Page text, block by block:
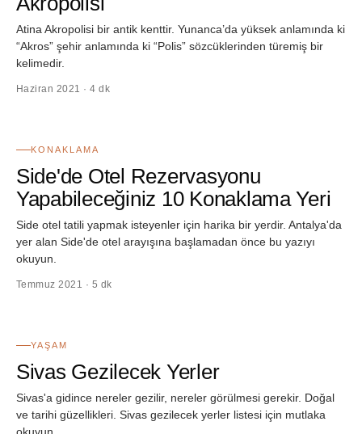
Atina Akropolisi bir antik kenttir. Yunanca’da yüksek anlamında ki
“Akros” şehir anlamında ki “Polis” sözcüklerinden türemiş bir
kelimedir.
Haziran 2021 · 4 dk
KONAKLAMA
Side'de Otel Rezervasyonu
Yapabileceğiniz 10 Konaklama Yeri
Side otel tatili yapmak isteyenler için harika bir yerdir. Antalya'da
yer alan Side'de otel arayışına başlamadan önce bu yazıyı
okuyun.
Temmuz 2021 · 5 dk
YAŞAM
Sivas Gezilecek Yerler
Sivas'a gidince nereler gezilir, nereler görülmesi gerekir. Doğal
ve tarihi güzellikleri. Sivas gezilecek yerler listesi için mutlaka